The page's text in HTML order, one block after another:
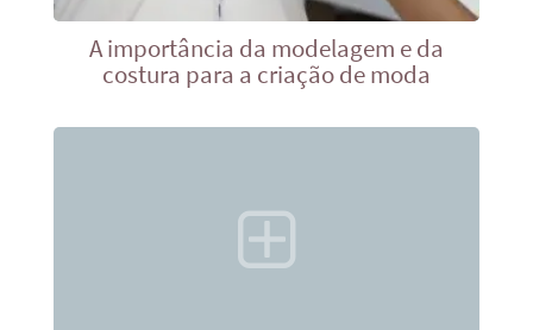
A importância da modelagem e da
costura para a criação de moda